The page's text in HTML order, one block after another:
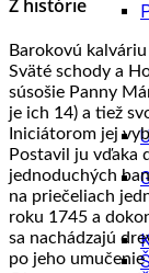
Z histórie
Barokovú
Sväté schody a
súsošie Panny
je ich 14) a tiež
Iniciátorom jej
Postavil ju vďaka
jednoduchých
na priečeliach
roku 1745 a
sa nachádzajú
po jeho